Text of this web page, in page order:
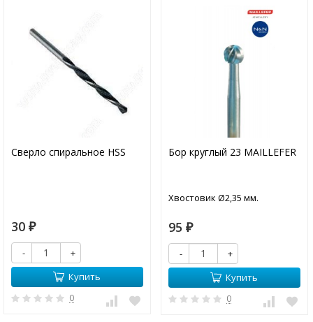
Сверло спиральное HSS
30 ₽
-
+
Купить
0
Бор круглый 23 MAILLEFER
Хвостовик Ø2,35 мм.
95 ₽
-
+
Купить
0